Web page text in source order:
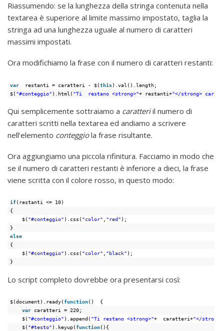
Riassumendo: se la lunghezza della stringa contenuta nella
textarea è superiore al limite massimo impostato, taglia la
stringa ad una lunghezza uguale al numero di caratteri
massimi impostati.
Ora modifichiamo la frase con il numero di caratteri restanti:
var restanti = caratteri - $(this).val().length;
$("#conteggio" ).html("Ti  restano <strong>"+ restanti+"</strong>
Qui semplicemente sottraiamo a caratteriil numero di
caratteri scritti nella textarea ed andiamo a scrivere
nell’elemento conteggiola frase risultante.
Ora aggiungiamo una piccola rifinitura. Facciamo in modo che
se il numero di caratteri restanti è inferiore a dieci, la frase
viene scritta con il colore rosso, in questo modo:
if(restanti <= 10)
{
$("#conteggio" ).css("color" "red" );
}
else
{
$("#conteggio" ).css("color" "black" );
}
Lo script completo dovrebbe ora presentarsi così:
$(document).ready(function()  {
var caratteri = 220;
$("#conteggio" ).append("Ti restano <strong>"+  caratteri+"</
$("#testo" ).keyup(function(){